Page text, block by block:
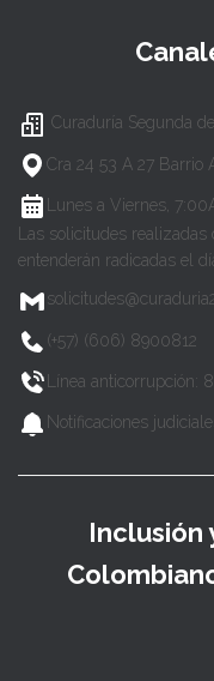
Curaduría Segunda
Cra 24 53 A 27 Barrio
Lunes a Viernes,
Las solicitudes
entenderán radicadas el
(+57) (606) 8900812
Línea anticorrupción:
Notificaciones
Inclusión